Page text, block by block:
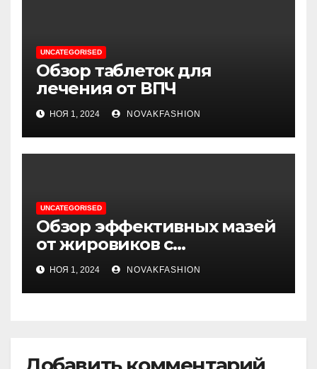
UNCATEGORISED
Обзор таблеток для
лечения от ВПЧ
НОЯ 1, 2024 NOVAKFASHION
UNCATEGORISED
Обзор эффективных мазей
от жировиков с
рассасывающим эффектом
НОЯ 1, 2024 NOVAKFASHION